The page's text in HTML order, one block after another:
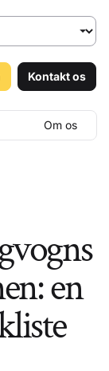
Om os
Kontakt os
en